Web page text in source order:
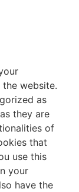
website.
as
they are
of
that
use this
your
have the